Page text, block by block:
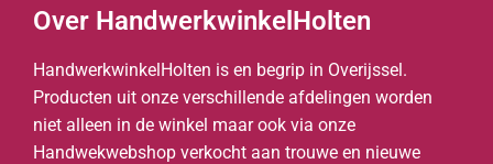
Over HandwerkwinkelHolten
HandwerkwinkelHolten is en begrip in Overijssel.
Producten uit onze verschillende afdelingen worden
niet alleen in de winkel maar ook via onze
Handwekwebshop verkocht aan trouwe en nieuwe